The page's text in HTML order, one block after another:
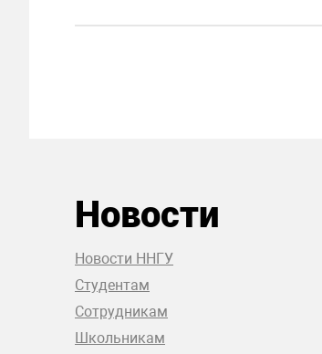
Новости
Новости ННГУ
Студентам
Сотрудникам
Школьникам